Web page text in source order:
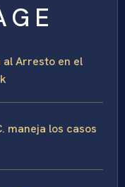
al Arresto en el
maneja los casos